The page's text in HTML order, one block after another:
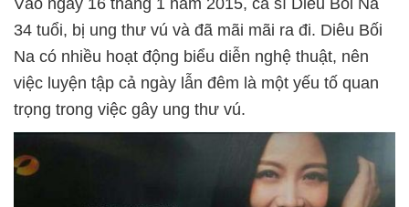
Vào ngày 16 tháng 1 năm 2015, ca sĩ Diêu Bối Na
34 tuổi, bị ung thư vú và đã mãi mãi ra đi. Diêu Bối
Na có nhiều hoạt động biểu diễn nghệ thuật, nên
việc luyện tập cả ngày lẫn đêm là một yếu tố quan
trọng trong việc gây ung thư vú.